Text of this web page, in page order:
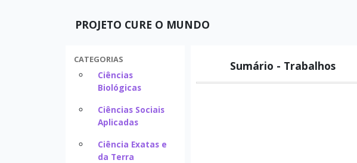
PROJETO CURE O MUNDO
CATEGORIAS
Ciências
Biológicas
Ciências Sociais
Aplicadas
Ciência Exatas e
da Terra
Sumário - Trabalhos